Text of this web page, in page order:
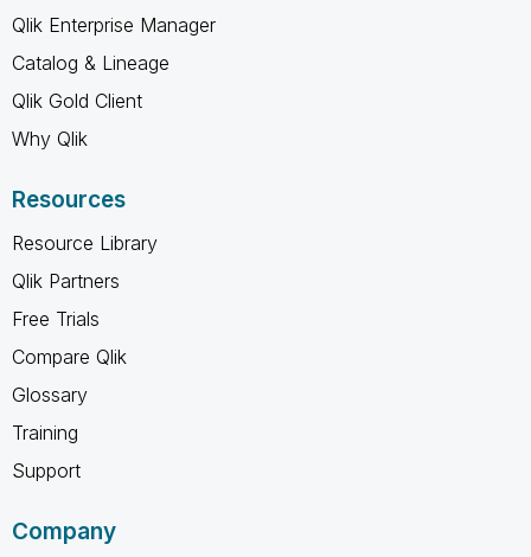
Qlik Enterprise Manager
Catalog & Lineage
Qlik Gold Client
Why Qlik
Resources
Resource Library
Qlik Partners
Free Trials
Compare Qlik
Glossary
Training
Support
Company